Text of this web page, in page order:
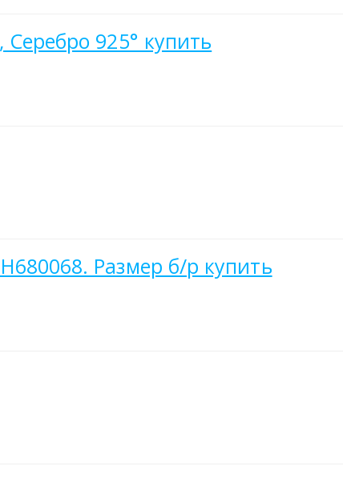
925° купить
Размер б/р купить